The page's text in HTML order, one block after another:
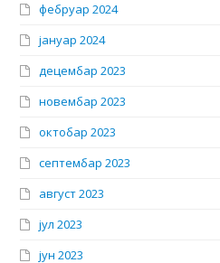
фебруар 2024
јануар 2024
децембар 2023
новембар 2023
октобар 2023
септембар 2023
август 2023
јул 2023
јун 2023